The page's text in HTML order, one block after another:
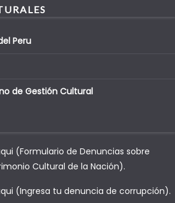
Peru
de Gestión Cultural
(Formulario de Denuncias sobre
Cultural de la Nación).
(Ingresa tu denuncia de corrupción).